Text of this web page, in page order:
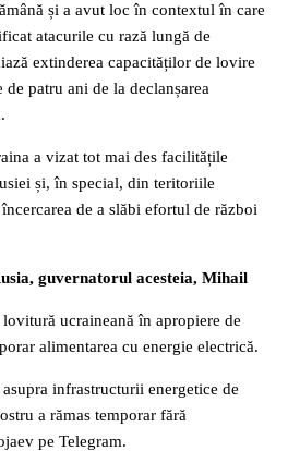
și a avut loc în contextul în care
atacurile cu rază lungă de
extinderea capacităților de lovire
patru ani de la declanșarea
a vizat tot mai des facilitățile
și, în special, din teritoriile
de a slăbi efortul de război
guvernatorul acesteia, Mihail
ucraineană în apropiere de
alimentarea cu energie electrică.
infrastructurii energetice de
a rămas temporar fără
pe Telegram.